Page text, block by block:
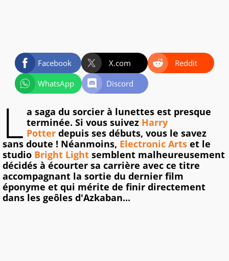
Facebook X.com
Reddit
WhatsApp
Discord
L a saga du sorcier à lunettes est presque
terminée. Si vous suivez Harry
Potter depuis ses débuts, vous le savez
sans doute ! Néanmoins, Electronic Arts et le
studio Bright Light semblent malheureusement
décidés à écourter sa carrière avec ce titre
accompagnant la sortie du dernier film
éponyme et qui mérite de finir directement
dans les geôles d'Azkaban...